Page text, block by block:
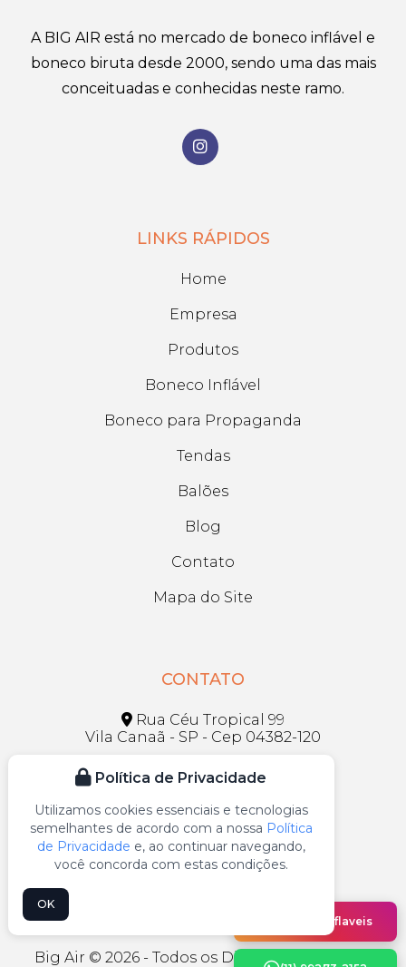
A BIG AIR está no mercado de boneco inflável e
boneco biruta desde 2000, sendo uma das mais
conceituadas e conhecidas neste ramo.
LINKS RÁPIDOS
Home
Empresa
Produtos
Boneco Inflável
Boneco para Propaganda
Tendas
Balões
Blog
Contato
Mapa do Site
CONTATO
Rua Céu Tropical 99
Vila Canaã - SP - Cep 04382-120
bigbiruta@gmail.com
(11) 5031-5790
(11) 99273-2152
Big Air © 2026 - Todos os Direitos Reservados
@bigairinflaveis
Política de Privacidade
Utilizamos cookies essenciais e tecnologias
semelhantes de acordo com a nossa Política
de Privacidade e, ao continuar navegando,
você concorda com estas condições.
OK